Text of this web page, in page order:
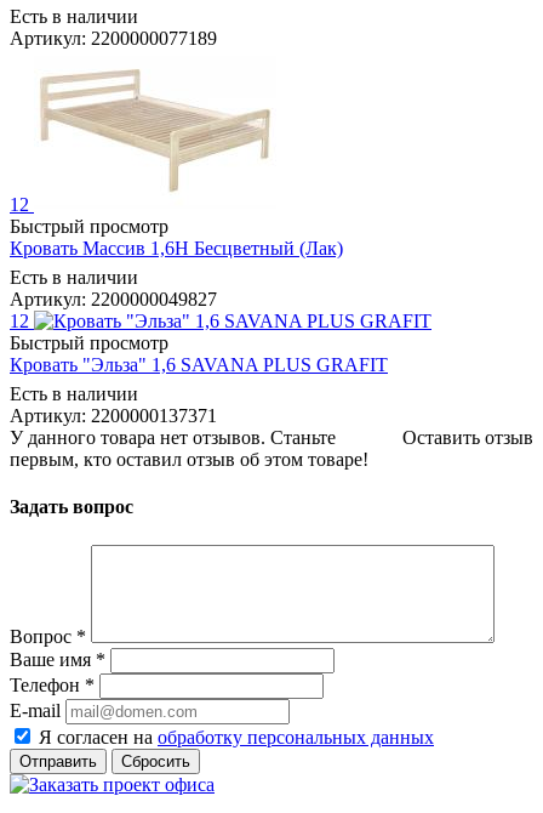
Есть в наличии
Артикул: 2200000077189
12
Быстрый просмотр
Кровать Массив 1,6Н Бесцветный (Лак)
Есть в наличии
Артикул: 2200000049827
12
Быстрый просмотр
Кровать "Эльза" 1,6 SAVANA PLUS GRAFIT
Есть в наличии
Артикул: 2200000137371
Оставить отзыв
У данного товара нет отзывов. Станьте
первым, кто оставил отзыв об этом товаре!
Задать вопрос
Вопрос *
Ваше имя *
Телефон *
E-mail
Я согласен на обработку персональных данных
Сбросить